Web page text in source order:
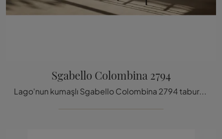
Sgabello Colombina 2794
Lago'nun kumaşlı Sgabello Colombina 2794 taburesi hakkında bilgi almak için tıklayın: En özgün modern sandalye ve tabureler sizi bekliyor.